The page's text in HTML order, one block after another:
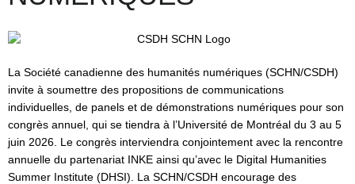
La Société canadienne des humanités numériques (SCHN/CSDH)
invite à soumettre des propositions de communications
individuelles, de panels et de démonstrations numériques pour son
congrès annuel, qui se tiendra à l’Université de Montréal du 3 au 5
juin 2026. Le congrès interviendra conjointement avec la rencontre
annuelle du partenariat INKE ainsi qu’avec le Digital Humanities
Summer Institute (DHSI). La SCHN/CSDH encourage des